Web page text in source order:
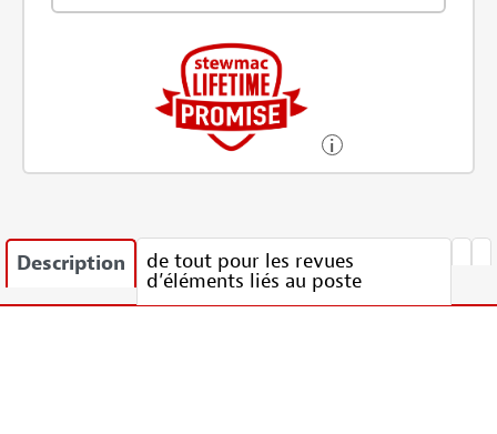
Description de tout pour les revues
d’éléments liés au poste